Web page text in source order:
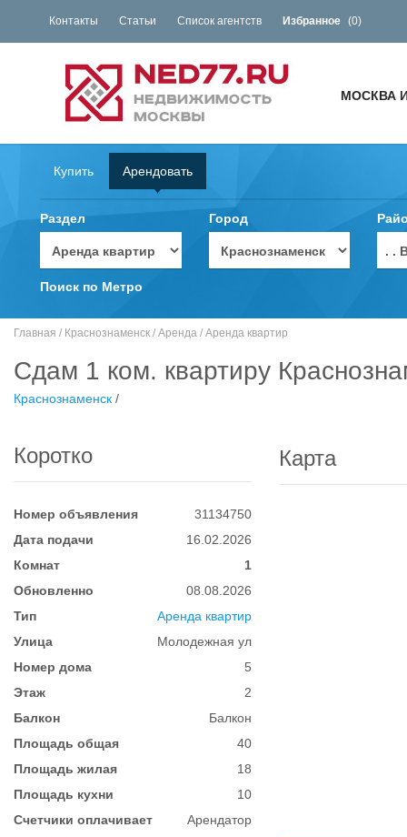
Контакты Статьи Список агентств Избранное (0)
МОСКВА
Купить Арендовать
Раздел Город
. .
Поиск по Метро
Главная / Краснознаменск / Аренда / Аренда квартир
Сдам 1 ком. квартиру
Краснознаменск /
Коротко
Номер объявления
31134750
Дата подачи
16.02.2026
Комнат
1
Обновленно
08.08.2026
Тип
Аренда квартир
Улица
Молодежная ул
Номер дома
5
Этаж
2
Балкон
Балкон
Площадь общая
40
Площадь жилая
18
Площадь кухни
10
Счетчики оплачивает
Арендатор
Карта